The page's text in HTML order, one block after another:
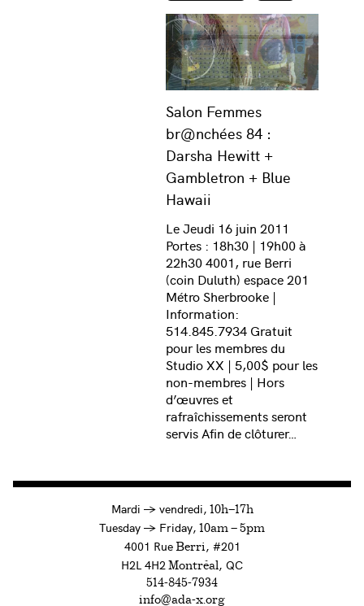
Salon Femmes
br@nchées 84 :
Darsha Hewitt +
Gambletron + Blue
Hawaii
Le Jeudi 16 juin 2011
Portes : 18h30 | 19h00 à
22h30 4001, rue Berri
(coin Duluth) espace 201
Métro Sherbrooke |
Information:
514.845.7934 Gratuit
pour les membres du
Studio XX | 5,00$ pour les
non-membres | Hors
d’œuvres et
rafraîchissements seront
servis Afin de clôturer…
Mardi →à
vendredi, 10h—17h
Tuesday →toFriday, 10am — 5pm
4001 RueBerri , #201
H2L 4H2 Montréal, QC
514-845-7934
info@ada-x.org